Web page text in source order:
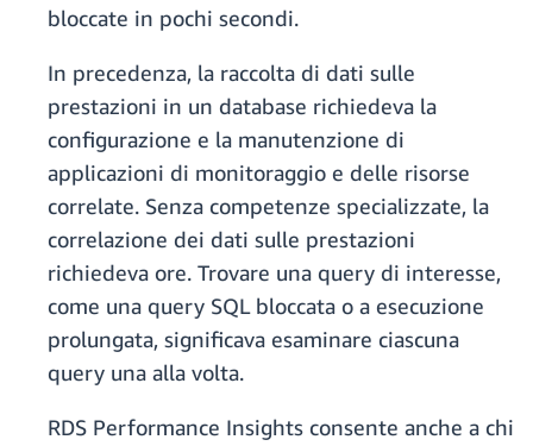
bloccate in pochi secondi.
In precedenza, la raccolta di dati sulle
prestazioni in un database richiedeva la
configurazione e la manutenzione di
applicazioni di monitoraggio e delle risorse
correlate. Senza competenze specializzate, la
correlazione dei dati sulle prestazioni
richiedeva ore. Trovare una query di interesse,
come una query SQL bloccata o a esecuzione
prolungata, significava esaminare ciascuna
query una alla volta.
RDS Performance Insights consente anche a chi